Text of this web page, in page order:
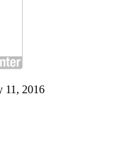
11, 2016